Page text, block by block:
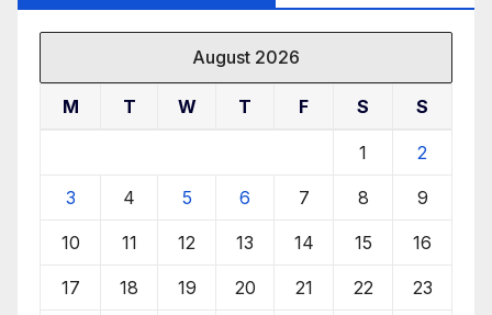
August 2026
M T W T F S S
1 2
3 4 5 6 7 8 9
10 11 12 13 14 15 16
17 18 19 20 21 22 23